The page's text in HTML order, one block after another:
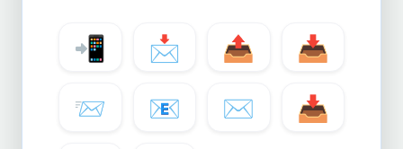
📲 📩 📤
📥
📨
📧 ✉️
📥